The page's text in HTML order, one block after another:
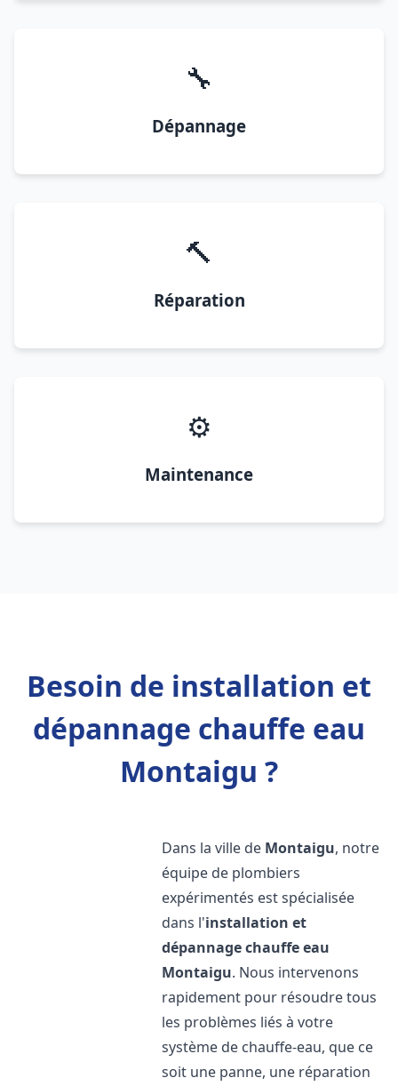
🔧
Dépannage
🔨
Réparation
⚙️
Maintenance
Besoin de installation et
dépannage chauffe eau
Montaigu ?
Dans la ville de Montaigu, notre
équipe de plombiers
expérimentés est spécialisée
dans l'installation et
dépannage chauffe eau
Montaigu. Nous intervenons
rapidement pour résoudre tous
les problèmes liés à votre
système de chauffe-eau, que ce
soit une panne, une réparation